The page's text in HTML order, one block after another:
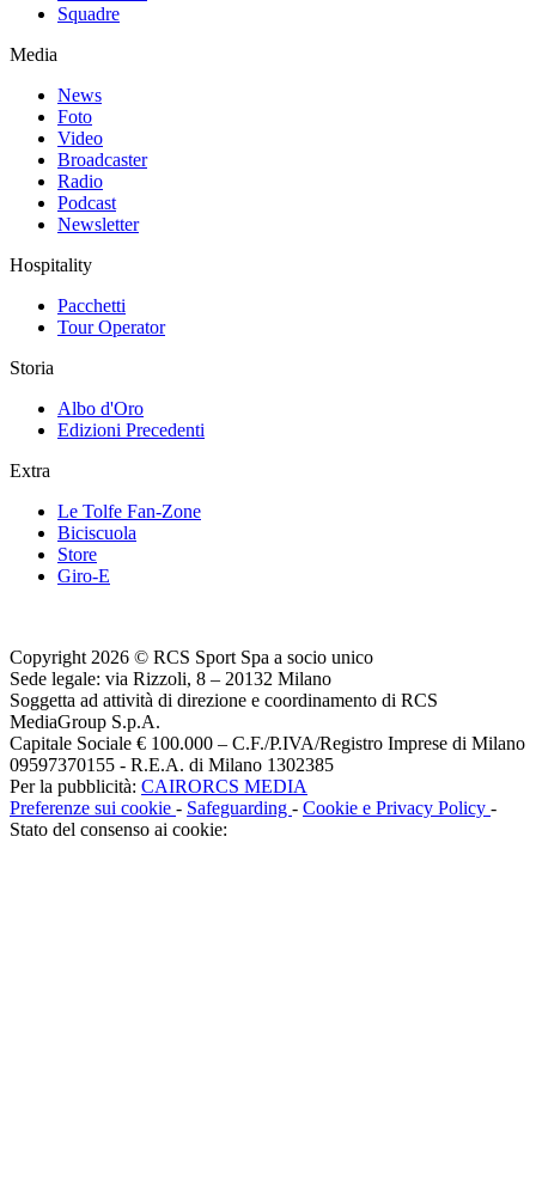
Squadre
Media
News
Foto
Video
Broadcaster
Radio
Podcast
Newsletter
Hospitality
Pacchetti
Tour Operator
Storia
Albo d'Oro
Edizioni Precedenti
Extra
Le Tolfe Fan-Zone
Biciscuola
Store
Giro-E
Copyright 2026 © RCS Sport Spa a socio unico
Sede legale: via Rizzoli, 8 – 20132 Milano
Soggetta ad attività di direzione e coordinamento di RCS
MediaGroup S.p.A.
Capitale Sociale € 100.000 – C.F./P.IVA/Registro Imprese di Milano
09597370155 - R.E.A. di Milano 1302385
Per la pubblicità: CAIRORCS MEDIA
Preferenze sui cookie - Safeguarding - Cookie e Privacy Policy -
Stato del consenso ai cookie: